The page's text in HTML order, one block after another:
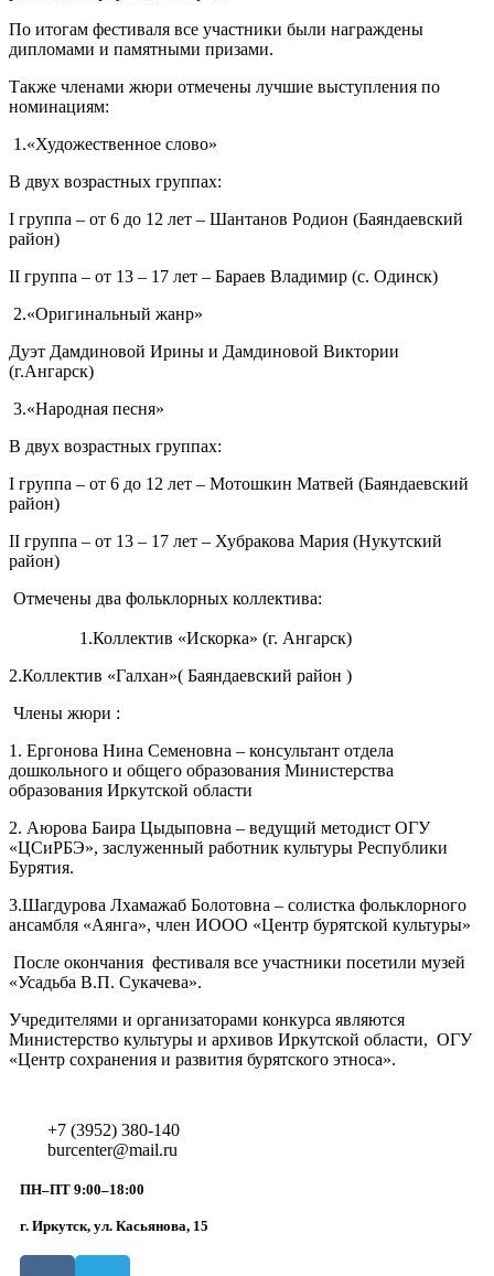
По итогам фестиваля все участники были награждены
дипломами и памятными призами.
Также членами жюри отмечены лучшие выступления по
номинациям:
1.«Художественное слово»
В двух возрастных группах:
I группа – от 6 до 12 лет – Шантанов Родион (Баяндаевский
район)
II группа – от 13 – 17 лет – Бараев Владимир (с. Одинск)
2.«Оригинальный жанр»
Дуэт Дамдиновой Ирины и Дамдиновой Виктории
(г.Ангарск)
3.«Народная песня»
В двух возрастных группах:
I группа – от 6 до 12 лет – Мотошкин Матвей (Баяндаевский
район)
II группа – от 13 – 17 лет – Хубракова Мария (Нукутский
район)
Отмечены два фольклорных коллектива:
1.Коллектив «Искорка» (г. Ангарск)
2.Коллектив «Галхан»( Баяндаевский район )
Члены жюри :
1. Ергонова Нина Семеновна – консультант отдела
дошкольного и общего образования Министерства
образования Иркутской области
2. Аюрова Баира Цыдыповна – ведущий методист ОГУ
«ЦСиРБЭ», заслуженный работник культуры Республики
Бурятия.
3.Шагдурова Лхамажаб Болотовна – солистка фольклорного
ансамбля «Аянга», член ИООО «Центр бурятской культуры»
После окончания фестиваля все участники посетили музей
«Усадьба В.П. Сукачева».
Учредителями и организаторами конкурса являются
Министерство культуры и архивов Иркутской области, ОГУ
«Центр сохранения и развития бурятского этноса».
+7 (3952) 380-140
burcenter@mail.ru
ПН–ПТ 9:00–18:00
г. Иркутск, ул. Касьянова, 15